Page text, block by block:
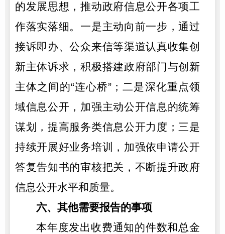
的发展思想，推动政府信息公开各项工
作落实落细。一是主动向前一步，通过
接诉即办、公众来信等渠道认真收集创
新主体诉求，积极搭建政府部门与创新
主体之间的“连心桥”；二是深化重点领
域信息公开，加强主动公开信息的统筹
谋划，提高服务类信息公开力度；三是
持续开展好业务培训，加强依申请公开
答复告知书的审核把关，不断提升政府
信息公开水平和质量。
六、其他需要报告的事项
本年度发出收费通知的件数和总金